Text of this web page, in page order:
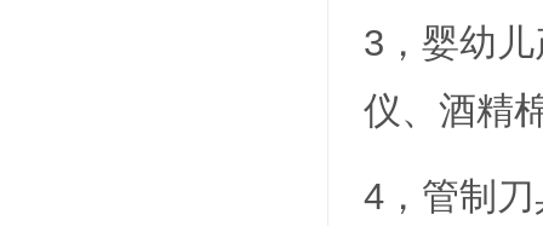
3，婴幼
仪、酒精
4，管制